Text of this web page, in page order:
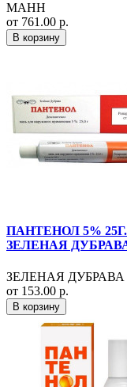
МАНН
от 761.00 р.
В корзину
ПАНТЕНОЛ 5%
ЗЕЛЕНАЯ
ЗЕЛЕНАЯ ДУБРАВА
от 153.00 р.
В корзину